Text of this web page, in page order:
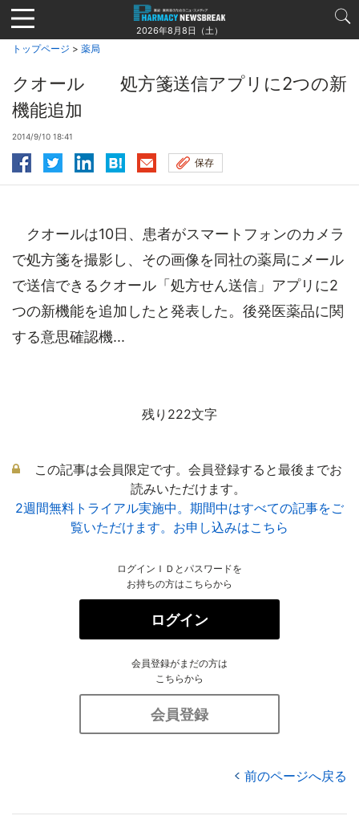
Jump
to
navigation
2026年8月8日（土）
トップページ > 薬局
クオール 処方箋送信アプリに2つの新
機能追加
2014/9/10 18:41
保存
クオールは10日、患者がスマートフォンのカメラ
で処方箋を撮影し、その画像を同社の薬局にメール
で送信できるクオール「処方せん送信」アプリに2
つの新機能を追加したと発表した。後発医薬品に関
する意思確認機...
残り222文字
この記事は会員限定です。会員登録すると最後までお
読みいただけます。
2週間無料トライアル実施中。期間中はすべての記事をご
覧いただけます。お申し込みはこちら
ログインＩＤとパスワードを
お持ちの方はこちらから
ログイン
会員登録がまだの方は
こちらから
会員登録
前のページへ戻る